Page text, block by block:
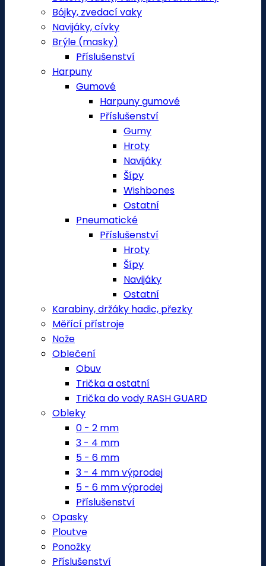
Bójky, zvedací vaky
Navijáky, cívky
Brýle (masky)
Příslušenství
Harpuny
Gumové
Harpuny gumové
Příslušenství
Gumy
Hroty
Navijáky
Šípy
Wishbones
Ostatní
Pneumatické
Příslušenství
Hroty
Šípy
Navijáky
Ostatní
Karabiny, držáky hadic, přezky
Měřící přístroje
Nože
Oblečení
Obuv
Trička a ostatní
Trička do vody RASH GUARD
Obleky
0 - 2 mm
3 - 4 mm
5 - 6 mm
3 - 4 mm výprodej
5 - 6 mm výprodej
Příslušenství
Opasky
Ploutve
Ponožky
Příslušenství